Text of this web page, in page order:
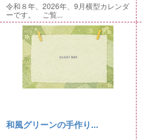
令和８年、2026年、9月横型カレンダ
ーです。 ご覧...
和風グリーンの手作り...